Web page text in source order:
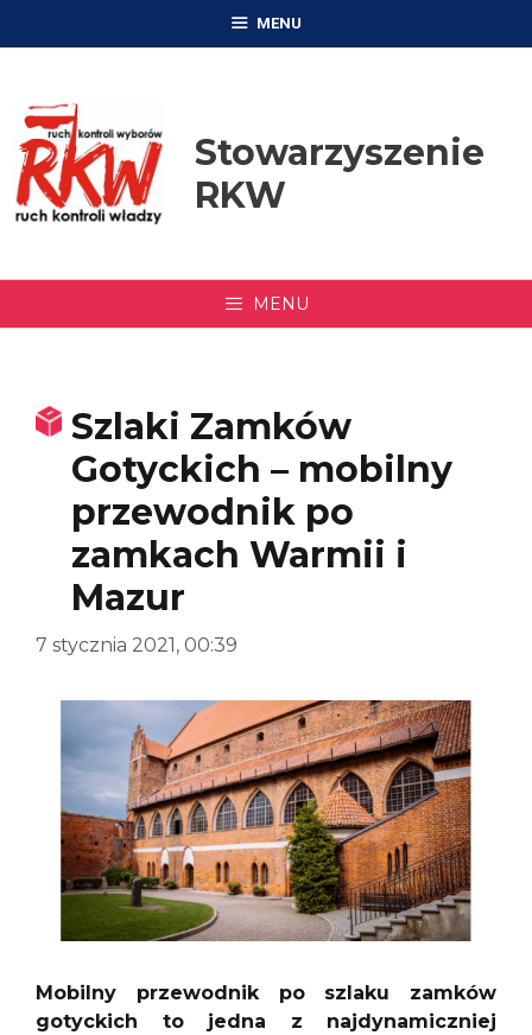
MENU
Stowarzyszenie
RKW
MENU
Szlaki Zamków
Gotyckich – mobilny
przewodnik po
zamkach Warmii i
Mazur
7 stycznia 2021, 00:39
Mobilny przewodnik po szlaku zamków
gotyckich to jedna z najdynamiczniej